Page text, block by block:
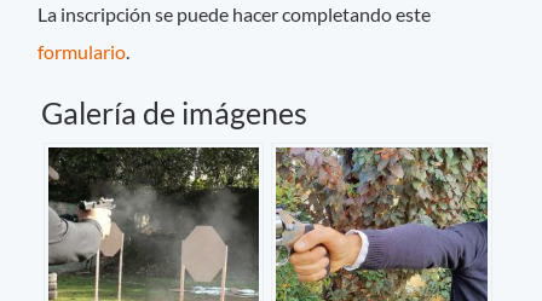
La inscripción se puede hacer completando este
formulario.
Galería de imágenes